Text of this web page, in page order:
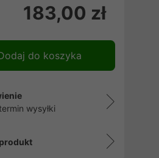
183,00 zł
do koszyka
wysyłki